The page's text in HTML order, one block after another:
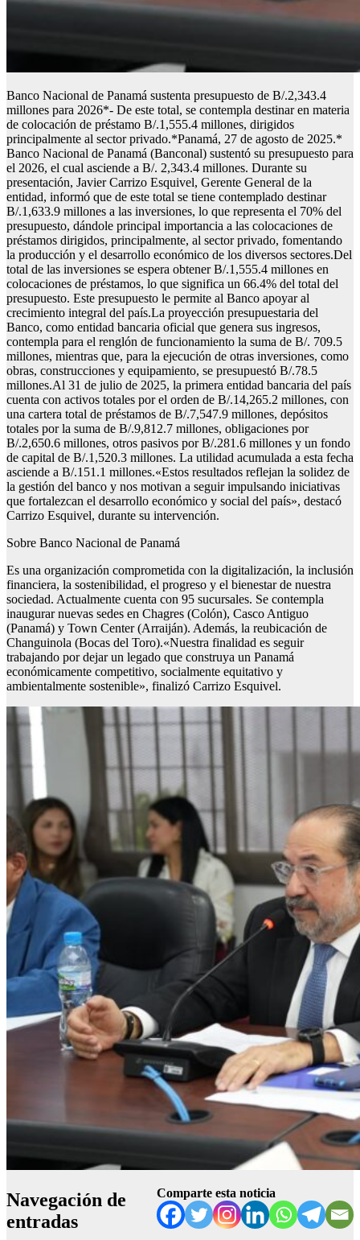
Banco Nacional de Panamá sustenta presupuesto de B/.2,343.4
millones para 2026*- De este total, se contempla destinar en materia
de colocación de préstamo B/.1,555.4 millones, dirigidos
principalmente al sector privado.*Panamá, 27 de agosto de 2025.*
Banco Nacional de Panamá (Banconal) sustentó su presupuesto para
el 2026, el cual asciende a B/. 2,343.4 millones. Durante su
presentación, Javier Carrizo Esquivel, Gerente General de la
entidad, informó que de este total se tiene contemplado destinar
B/.1,633.9 millones a las inversiones, lo que representa el 70% del
presupuesto, dándole principal importancia a las colocaciones de
préstamos dirigidos, principalmente, al sector privado, fomentando
la producción y el desarrollo económico de los diversos sectores.Del
total de las inversiones se espera obtener B/.1,555.4 millones en
colocaciones de préstamos, lo que significa un 66.4% del total del
presupuesto. Este presupuesto le permite al Banco apoyar al
crecimiento integral del país.La proyección presupuestaria del
Banco, como entidad bancaria oficial que genera sus ingresos,
contempla para el renglón de funcionamiento la suma de B/. 709.5
millones, mientras que, para la ejecución de otras inversiones, como
obras, construcciones y equipamiento, se presupuestó B/.78.5
millones.Al 31 de julio de 2025, la primera entidad bancaria del país
cuenta con activos totales por el orden de B/.14,265.2 millones, con
una cartera total de préstamos de B/.7,547.9 millones, depósitos
totales por la suma de B/.9,812.7 millones, obligaciones por
B/.2,650.6 millones, otros pasivos por B/.281.6 millones y un fondo
de capital de B/.1,520.3 millones. La utilidad acumulada a esta fecha
asciende a B/.151.1 millones.«Estos resultados reflejan la solidez de
la gestión del banco y nos motivan a seguir impulsando iniciativas
que fortalezcan el desarrollo económico y social del país», destacó
Carrizo Esquivel, durante su intervención.
Sobre Banco Nacional de Panamá
Es una organización comprometida con la digitalización, la inclusión
financiera, la sostenibilidad, el progreso y el bienestar de nuestra
sociedad. Actualmente cuenta con 95 sucursales. Se contempla
inaugurar nuevas sedes en Chagres (Colón), Casco Antiguo
(Panamá) y Town Center (Arraiján). Además, la reubicación de
Changuinola (Bocas del Toro).«Nuestra finalidad es seguir
trabajando por dejar un legado que construya un Panamá
económicamente competitivo, socialmente equitativo y
ambientalmente sostenible», finalizó Carrizo Esquivel.
Comparte esta noticia
Navegación de
entradas